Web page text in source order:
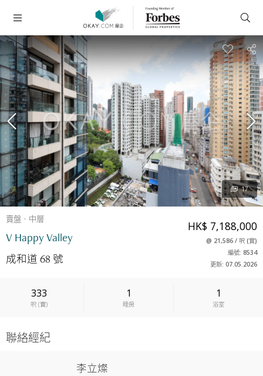
賣盤 中層
V Happy Valley
成和道 68 號
HK$ 7,188,000
@ 21,586/ 呎(實)
編號: 8534
更新: 07.05.2026
333
呎(實)
1
睡房
1
浴室
17
聯絡經紀
李立燦